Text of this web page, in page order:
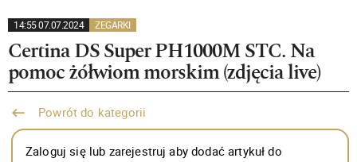
14:55 07.07.2024 ZEGARKI
Certina DS Super PH1000M STC. Na
pomoc żółwiom morskim (zdjęcia live)
Powrót do kategorii
Zaloguj się lub zarejestruj aby dodać artykuł do